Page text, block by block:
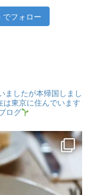
でフォロー
ましたが本帰国しまし
は東京に住んでいます
ログ